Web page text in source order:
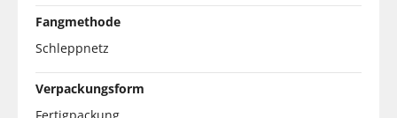
Fangmethode
Schleppnetz
Verpackungsform
Fertigpackung